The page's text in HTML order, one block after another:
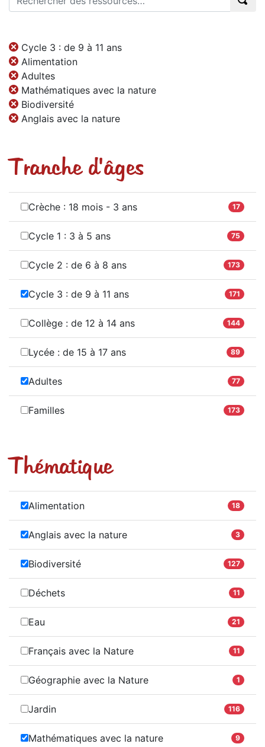
Cycle 3 : de 9 à 11 ans
Alimentation
Adultes
Mathématiques avec la nature
Biodiversité
Anglais avec la nature
Tranche d'âges
Crèche : 18 mois - 3 ans 17
Cycle 1 : 3 à 5 ans 75
Cycle 2 : de 6 à 8 ans 173
Cycle 3 : de 9 à 11 ans 171
Collège : de 12 à 14 ans 144
Lycée : de 15 à 17 ans 89
Adultes 77
Familles 173
Thématique
Alimentation 18
Anglais avec la nature 3
Biodiversité 127
Déchets 11
Eau 21
Français avec la Nature 11
Géographie avec la Nature 1
Jardin 116
Mathématiques avec la nature 9